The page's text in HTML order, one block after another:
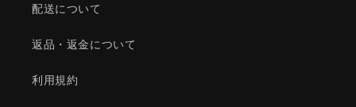
配送について
返品・返金について
利用規約